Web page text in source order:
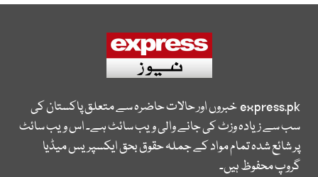
express.pkخبروں اور حالات حاضرہ سے متعلق پاکستان کی
سب سے زیادہ وزٹ کی جانے والی ویب سائٹ ہے۔ اس ویب سائٹ
پر شائع شدہ تمام مواد کے جملہ حقوق بحق ایکسپریس میڈیا
گروپ محفوظ ہیں۔